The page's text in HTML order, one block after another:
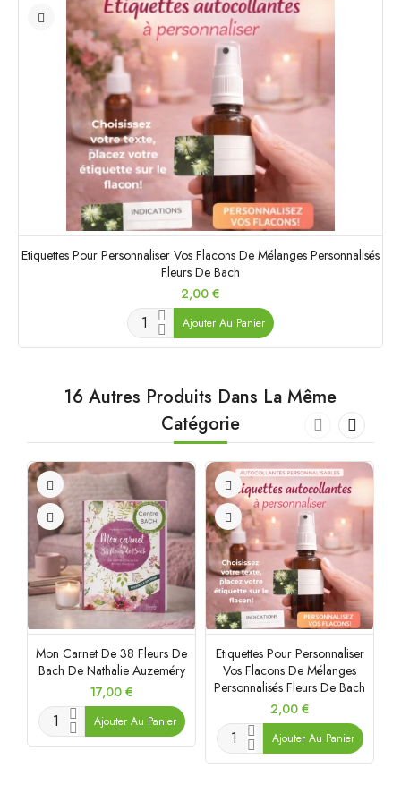
Etiquettes Pour Personnaliser Vos Flacons De Mélanges Personnalisés
Fleurs De Bach
Prix
2,00 €
Ajouter Au Panier
16 Autres Produits Dans La Même
Catégorie
Mon Carnet De 38 Fleurs De
Bach De Nathalie Auzeméry
Prix
17,00 €
Ajouter Au Panier
Etiquettes Pour Personnaliser
Vos Flacons De Mélanges
Personnalisés Fleurs De Bach
Prix
2,00 €
Ajouter Au Panier